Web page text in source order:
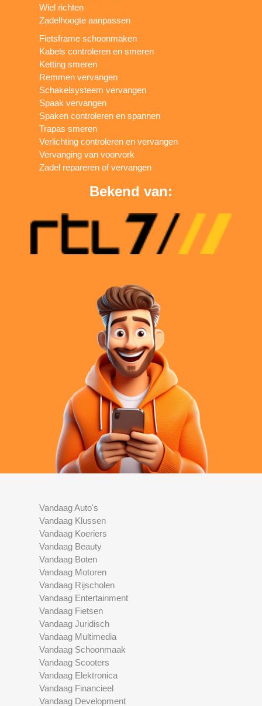
Wiel richten
Zadelhoogte aanpassen
Fietsframe schoonmaken
Kabels controleren en smeren
Ketting smeren
Remmen vervangen
Schakelsysteem vervangen
Spaak vervangen
Spaken controleren en spannen
Trapas smeren
Verlichting controleren en vervangen
Vervanging van voorvork
Zadel repareren of vervangen
Bekend van:
Vandaag Auto's
Vandaag Klussen
Vandaag Koeriers
Vandaag Beauty
Vandaag Boten
Vandaag Motoren
Vandaag Rijscholen
Vandaag Entertainment
Vandaag Fietsen
Vandaag Juridisch
Vandaag Multimedia
Vandaag Schoonmaak
Vandaag Scooters
Vandaag Elektronica
Vandaag Financieel
Vandaag Development